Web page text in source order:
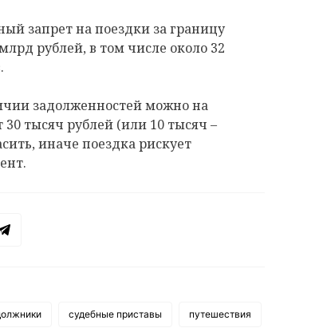
запрет на поездки за границу
рублей, в том числе около 32
задолженностей можно на
тысяч рублей (или 10 тысяч –
иначе поездка рискует
судебные приставы путешествия